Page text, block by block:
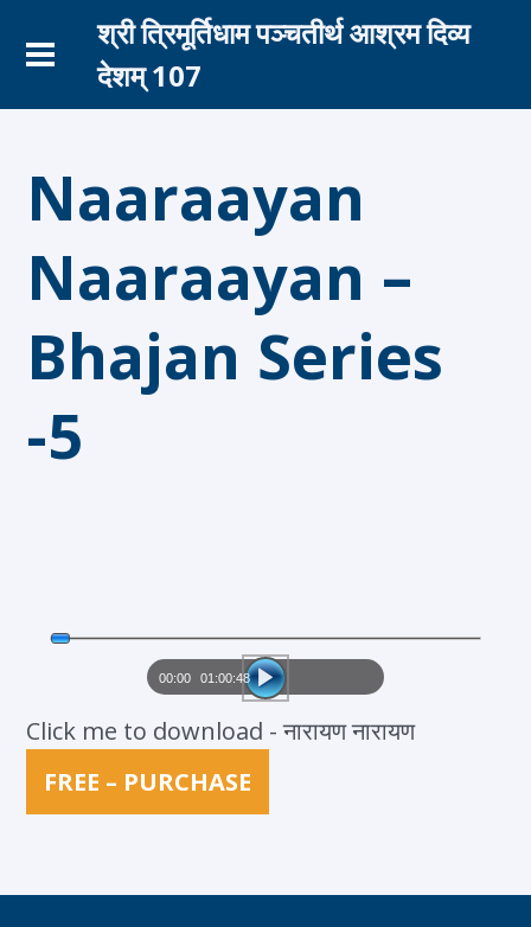
श्री त्रिमूर्तिधाम पञ्चतीर्थ आश्रम दिव्य
देशम् 107
Naaraayan
Naaraayan –
Bhajan Series
-5
Audio
00:00 01:00:48
Click me to download - नारायण नारायण
FREE – PURCHASE